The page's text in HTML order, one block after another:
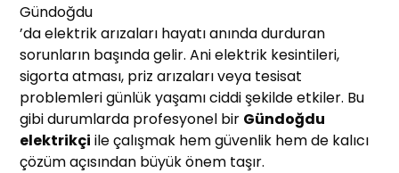
Gündoğdu
’da elektrik arızaları hayatı anında durduran
sorunların başında gelir. Ani elektrik kesintileri,
sigorta atması, priz arızaları veya tesisat
problemleri günlük yaşamı ciddi şekilde etkiler. Bu
gibi durumlarda profesyonel bir Gündoğdu
elektrikçi ile çalışmak hem güvenlik hem de kalıcı
çözüm açısından büyük önem taşır.